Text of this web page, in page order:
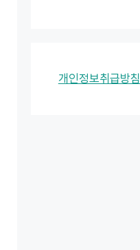
개인정보취급방침